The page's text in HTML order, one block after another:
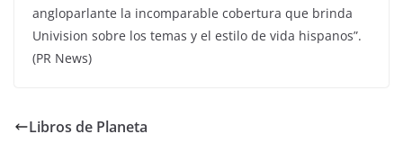
angloparlante la incomparable cobertura que brinda
Univision sobre los temas y el estilo de vida hispanos”.
(PR News)
Libros de Planeta